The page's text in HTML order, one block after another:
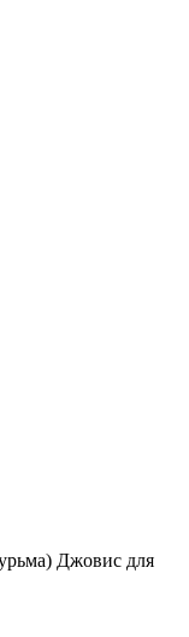
Джовис для